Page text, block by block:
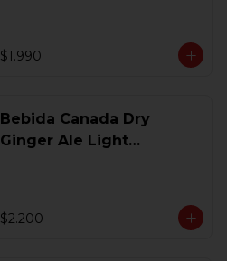
$1.990
Bebida Canada Dry
Ginger Ale Light
$2.200